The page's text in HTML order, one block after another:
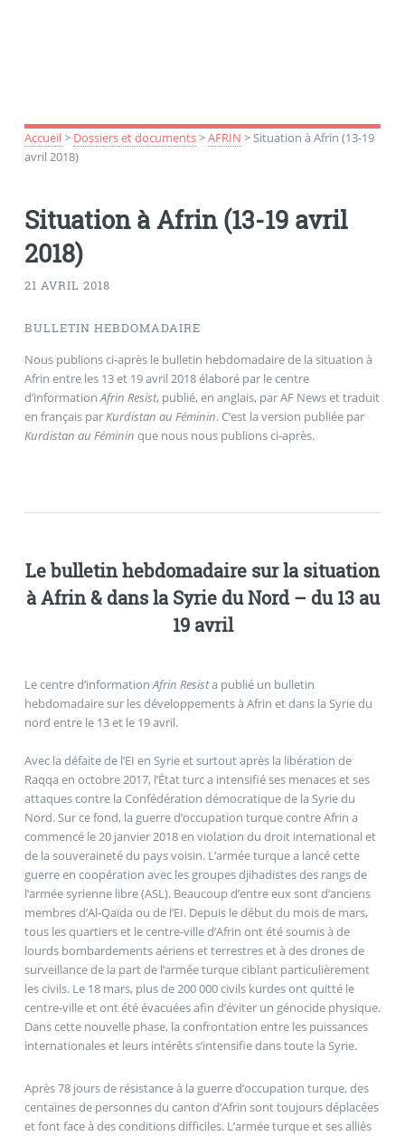
Accueil> Dossiers et documents>AFRIN >Situation à Afrin (13-19
avril 2018)
Situation à Afrin (13-19 avril
2018)
21 AVRIL 2018
BULLETIN HEBDOMADAIRE
Nous publions ci-après le bulletin hebdomadaire de la situation à
Afrin entre les 13 et 19 avril 2018 élaboré par le centre
d’informationAfrin Resist, publié, en anglais, par AF News et traduit
en français parKurdistan au Féminin. C’est la version publiée par
Kurdistan au Féminin que nous nous publions ci-après.
Le bulletin hebdomadaire sur la situation
à Afrin & dans la Syrie du Nord – du 13 au
19 avril
Le centre d’informationAfrin Resista publié un bulletin
hebdomadaire sur les développements à Afrin et dans la Syrie du
nord entre le 13 et le 19 avril.
Avec la défaite de l’EI en Syrie et surtout après la libération de
Raqqa en octobre 2017, l’État turc a intensifié ses menaces et ses
attaques contre la Confédération démocratique de la Syrie du
Nord. Sur ce fond, la guerre d’occupation turque contre Afrin a
commencé le 20 janvier 2018 en violation du droit international et
de la souveraineté du pays voisin. L’armée turque a lancé cette
guerre en coopération avec les groupes djihadistes des rangs de
l’armée syrienne libre (ASL). Beaucoup d’entre eux sont d’anciens
membres d’Al-Qaïda ou de l’EI. Depuis le début du mois de mars,
tous les quartiers et le centre-ville d’Afrin ont été soumis à de
lourds bombardements aériens et terrestres et à des drones de
surveillance de la part de l’armée turque ciblant particulièrement
les civils. Le 18 mars, plus de 200 000 civils kurdes ont quitté le
centre-ville et ont été évacuées afin d’éviter un génocide physique.
Dans cette nouvelle phase, la confrontation entre les puissances
internationales et leurs intérêts s’intensifie dans toute la Syrie.
Après 78 jours de résistance à la guerre d’occupation turque, des
centaines de personnes du canton d’Afrin sont toujours déplacées
et font face à des conditions difficiles. L’armée turque et ses alliés